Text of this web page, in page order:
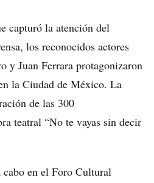
capturó la atención del
los reconocidos actores
y Juan Ferrara protagonizaron
la Ciudad de México. La
de las 300
teatral “No te vayas sin decir
en el Foro Cultural